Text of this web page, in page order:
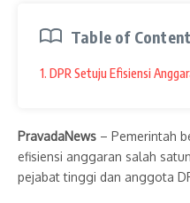
Table of
1. DPR Setuju Efisiensi
PravadaNews – Pemerintah
efisiensi anggaran salah
pejabat tinggi dan anggota